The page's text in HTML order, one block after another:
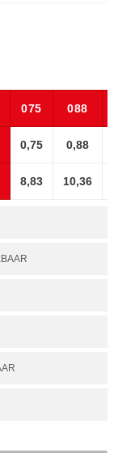
075 088
0,75 0,88
8,83 10,36